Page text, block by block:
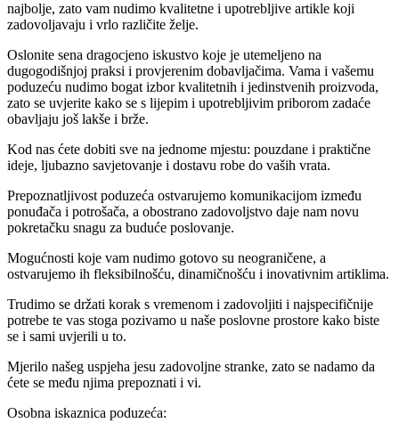
najbolje, zato vam nudimo kvalitetne i upotrebljive artikle koji
zadovoljavaju i vrlo različite želje.
Oslonite sena dragocjeno iskustvo koje je utemeljeno na
dugogodišnjoj praksi i provjerenim dobavljačima. Vama i vašemu
poduzeću nudimo bogat izbor kvalitetnih i jedinstvenih proizvoda,
zato se uvjerite kako se s lijepim i upotrebljivim priborom zadaće
obavljaju još lakše i brže.
Kod nas ćete dobiti sve na jednome mjestu: pouzdane i praktične
ideje, ljubazno savjetovanje i dostavu robe do vaših vrata.
Prepoznatljivost poduzeća ostvarujemo komunikacijom između
ponuđača i potrošača, a obostrano zadovoljstvo daje nam novu
pokretačku snagu za buduće poslovanje.
Mogućnosti koje vam nudimo gotovo su neograničene, a
ostvarujemo ih fleksibilnošću, dinamičnošću i inovativnim artiklima.
Trudimo se držati korak s vremenom i zadovoljiti i najspecifičnije
potrebe te vas stoga pozivamo u naše poslovne prostore kako biste
se i sami uvjerili u to.
Mjerilo našeg uspjeha jesu zadovoljne stranke, zato se nadamo da
ćete se među njima prepoznati i vi.
Osobna iskaznica poduzeća: